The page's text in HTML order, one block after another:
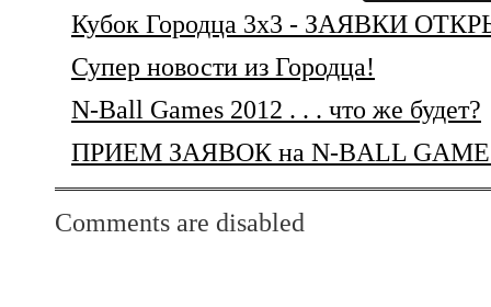
Кубок Городца 3х3 - ЗАЯВКИ
Супер новости из Городца!
N-Ball Games 2012 . . . что же будет?
ПРИЕМ ЗАЯВОК на N-BALL
Comments are disabled